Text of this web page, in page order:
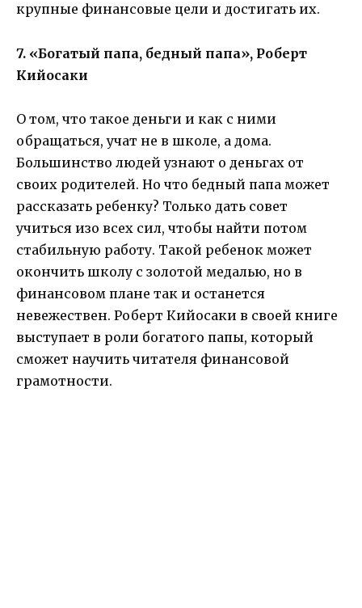
крупные финансовые цели и достигать их.
7. «Богатый папа, бедный папа», Роберт
Кийосаки
О том, что такое деньги и как с ними
обращаться, учат не в школе, а дома.
Большинство людей узнают о деньгах от
своих родителей. Но что бедный папа может
рассказать ребенку? Только дать совет
учиться изо всех сил, чтобы найти потом
стабильную работу. Такой ребенок может
окончить школу с золотой медалью, но в
финансовом плане так и останется
невежествен. Роберт Кийосаки в своей книге
выступает в роли богатого папы, который
сможет научить читателя финансовой
грамотности.